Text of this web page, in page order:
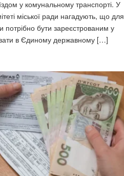
у комунальному транспорті. У
міської ради нагадують, що для
потрібно бути зареєстрованим у
в Єдиному державному […]